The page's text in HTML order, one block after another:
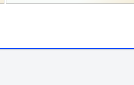
24.5 / Mg+ = 0.7Ca+ ...